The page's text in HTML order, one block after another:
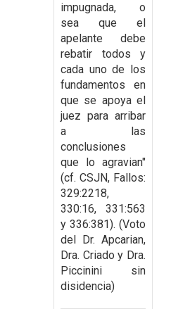
impugnada, o
sea que el
apelante debe
rebatir todos y
cada uno de los
fundamentos en
que se apoya el
juez para arribar
a las
conclusiones
que lo agravian"
(cf. CSJN, Fallos:
329:2218,
330:16, 331:563
y 336:381). (Voto
del Dr. Apcarian,
Dra. Criado y Dra.
Piccinini sin
disidencia)